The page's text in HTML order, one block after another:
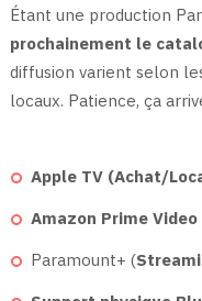
Étant une production
prochainement le
diffusion varient selon
locaux. Patience, ça
Apple TV (Achat/
Amazon Prime Video
Paramount+ (